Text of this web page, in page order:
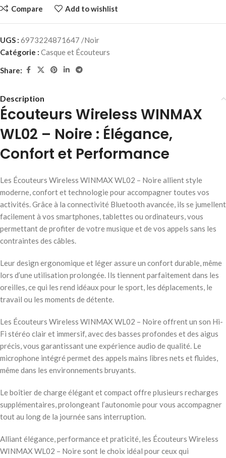
Compare Add to wishlist
UGS : 6973224871647 /Noir
Catégorie : Casque et Écouteurs
Share:
Description
Écouteurs Wireless WINMAX
WL02 – Noire : Élégance,
Confort et Performance
Les Écouteurs Wireless WINMAX WL02 – Noire allient style
moderne, confort et technologie pour accompagner toutes vos
activités. Grâce à la connectivité Bluetooth avancée, ils se jumellent
facilement à vos smartphones, tablettes ou ordinateurs, vous
permettant de profiter de votre musique et de vos appels sans les
contraintes des câbles.
Leur design ergonomique et léger assure un confort durable, même
lors d’une utilisation prolongée. Ils tiennent parfaitement dans les
oreilles, ce qui les rend idéaux pour le sport, les déplacements, le
travail ou les moments de détente.
Les Écouteurs Wireless WINMAX WL02 – Noire offrent un son Hi-
Fi stéréo clair et immersif, avec des basses profondes et des aigus
précis, vous garantissant une expérience audio de qualité. Le
microphone intégré permet des appels mains libres nets et fluides,
même dans les environnements bruyants.
Le boîtier de charge élégant et compact offre plusieurs recharges
supplémentaires, prolongeant l’autonomie pour vous accompagner
tout au long de la journée sans interruption.
Alliant élégance, performance et praticité, les Écouteurs Wireless
WINMAX WL02 – Noire sont le choix idéal pour ceux qui